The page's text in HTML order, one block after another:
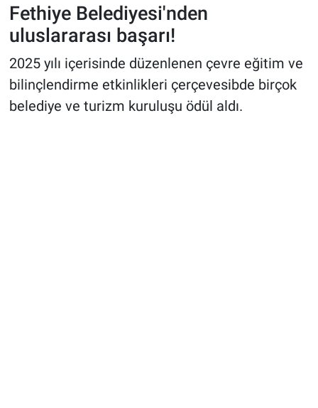
Fethiye Belediyesi'nden
uluslararası başarı!
2025 yılı içerisinde düzenlenen çevre eğitim ve
bilinçlendirme etkinlikleri çerçevesibde birçok
belediye ve turizm kuruluşu ödül aldı.